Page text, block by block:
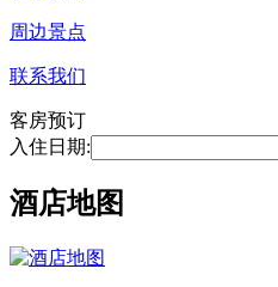
周边景点
联系我们
客房预订
入住日期:
酒店地图